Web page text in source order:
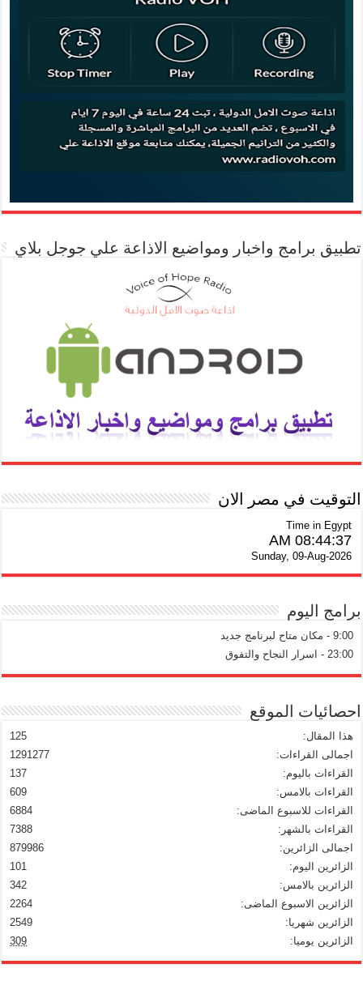
تطبيق برامج واخبار ومواضيع الاذاعة علي جوجل بلاي
التوقيت في مصر الان
Time in Egypt
08:44:38 AM
Sunday, 09-Aug-2026
برامج اليوم
9:00 - مكان متاح لبرنامج جديد
23:00 - اسرار النجاح والتفوق
احصائيات الموقع
125
هذا المقال:
1291277
اجمالى القراءات:
137
القراءات باليوم:
609
القراءات بالامس:
6884
القراءات للاسبوع الماضى:
7388
القراءات بالشهر:
879986
اجمالى الزائرين:
101
الزائرين اليوم:
342
الزائرين بالامس:
2264
الزائرين الاسبوع الماضى:
2549
الزائرين شهريا:
309
الزائرين يوميا: